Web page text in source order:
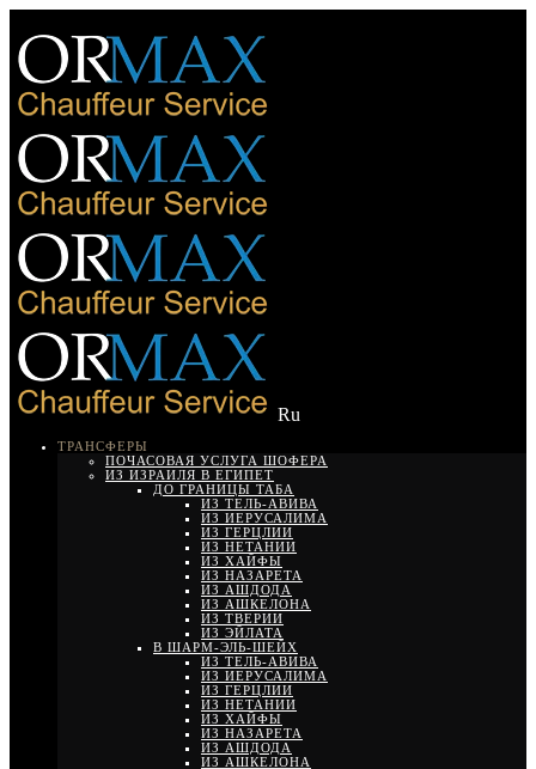
Ru
ТРАНСФЕРЫ
ПОЧАСОВАЯ УСЛУГА ШОФЕРА
ИЗ ИЗРАИЛЯ В ЕГИПЕТ
ДО ГРАНИЦЫ ТАБА
ИЗ ТЕЛЬ-АВИВА
ИЗ ИЕРУСАЛИМА
ИЗ ГЕРЦЛИИ
ИЗ НЕТАНИИ
ИЗ ХАЙФЫ
ИЗ НАЗАРЕТА
ИЗ АШДОДА
ИЗ АШКЕЛОНА
ИЗ ТВЕРИИ
ИЗ ЭЙЛАТА
В ШАРМ-ЭЛЬ-ШЕЙХ
ИЗ ТЕЛЬ-АВИВА
ИЗ ИЕРУСАЛИМА
ИЗ ГЕРЦЛИИ
ИЗ НЕТАНИИ
ИЗ ХАЙФЫ
ИЗ НАЗАРЕТА
ИЗ АШДОДА
ИЗ АШКЕЛОНА